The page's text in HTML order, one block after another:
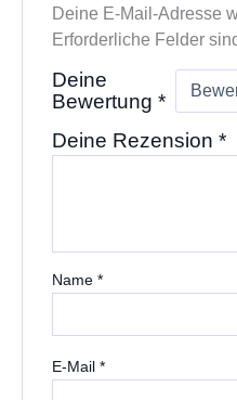
Deine E-Mail-Adresse
Erforderliche Felder
Deine
Bewertung *
Deine Rezension *
Name *
E-Mail *